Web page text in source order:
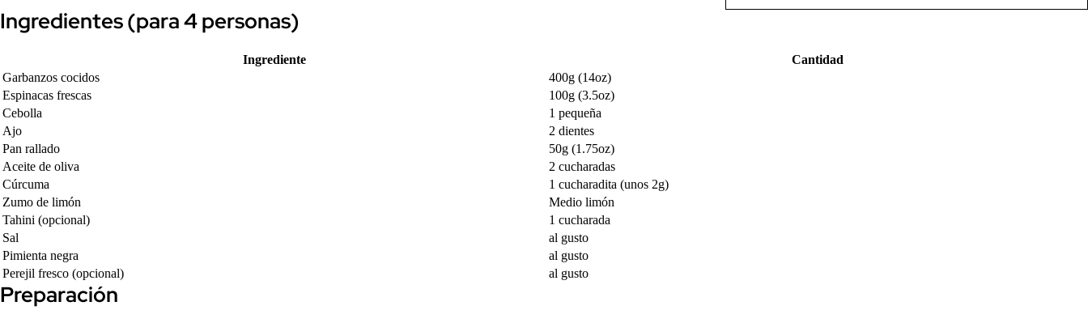
Ingredientes (para 4 personas)
Ingrediente
Cantidad
Garbanzos cocidos
400g (14oz)
Espinacas frescas
100g (3.5oz)
Cebolla
1 pequeña
Ajo
2 dientes
Pan rallado
50g (1.75oz)
Aceite de oliva
2 cucharadas
Cúrcuma
1 cucharadita (unos 2g)
Zumo de limón
Medio limón
Tahini (opcional)
1 cucharada
Sal
al gusto
Pimienta negra
al gusto
Perejil fresco (opcional)
al gusto
Preparación